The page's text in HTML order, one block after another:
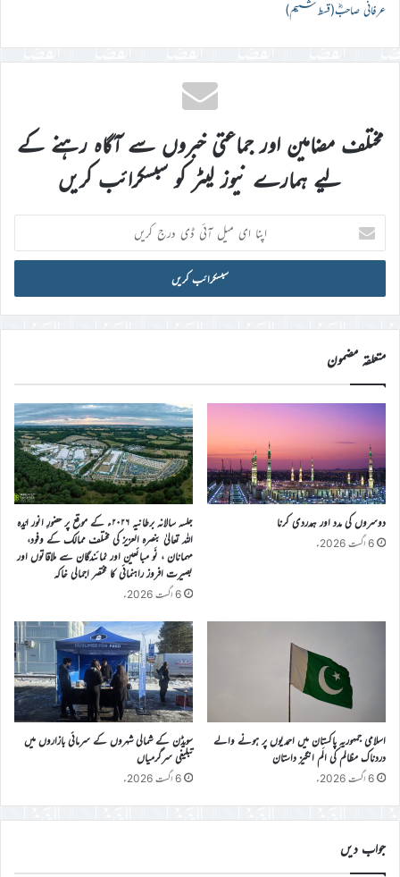
عرفانی صاحبؓ(قسط ششم)
مختلف مضامین اور جماعتی خبروں سے آگاہ رہنے کے
لیے ہمارے نیوز لیٹر کو سبسکرائب کریں
اپنا
ای
میل
ڈی
درج
کریں
متعلقہ مضمون
دوسروں کی مدد اور ہمدردی کرنا
6 اگست 2026ء
جلسہ سالانہ برطانیہ ۲۰۲۶ء کے موقع پر حضورِ انور ایّدہ
الله تعالیٰ بنصرہ العزیز کی مختلف ممالک کے وفود،
مہمانان ، نَو مبائعین اور نمائندگان سے ملاقاتوں اور
بصیرت افروز راہنمائی کا مختصر اجمالی خاکہ
6 اگست 2026ء
اسلامی جمہوریہ پاکستان میں احمدیوں پر ہونے والے
دردناک مظالم کی الَم انگیز داستان
6 اگست 2026ء
سویڈن کے شمالی شہروں کے سرمائی بازاروں میں
تبلیغی سرگرمیاں
6 اگست 2026ء
جواب دیں